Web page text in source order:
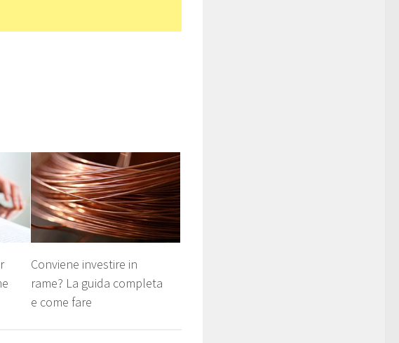
Conviene investire in
rame? La guida completa
e come fare